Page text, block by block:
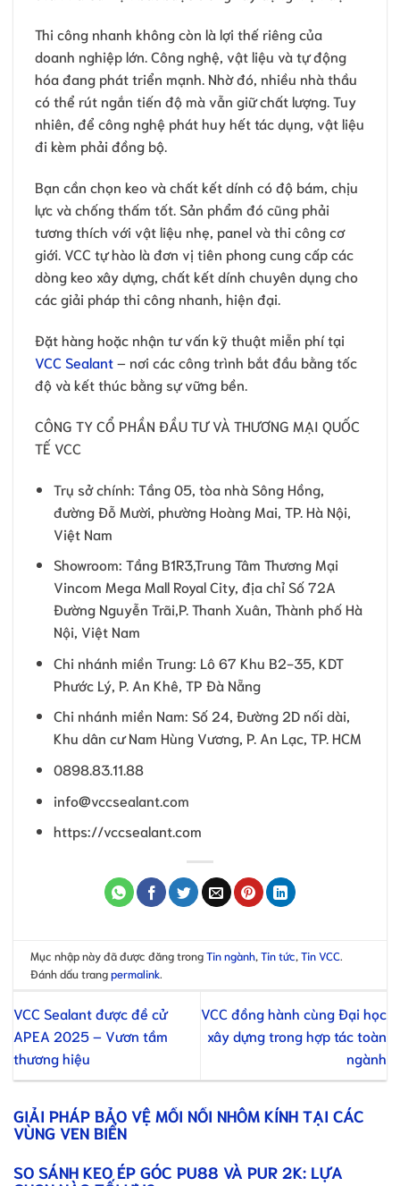
Thi công nhanh không còn là lợi thế riêng của
doanh nghiệp lớn. Công nghệ, vật liệu và tự động
hóa đang phát triển mạnh. Nhờ đó, nhiều nhà thầu
có thể rút ngắn tiến độ mà vẫn giữ chất lượng. Tuy
nhiên, để công nghệ phát huy hết tác dụng, vật liệu
đi kèm phải đồng bộ.
Bạn cần chọn keo và chất kết dính có độ bám, chịu
lực và chống thấm tốt. Sản phẩm đó cũng phải
tương thích với vật liệu nhẹ, panel và thi công cơ
giới. VCC tự hào là đơn vị tiên phong cung cấp các
dòng keo xây dựng, chất kết dính chuyên dụng cho
các giải pháp thi công nhanh, hiện đại.
Đặt hàng hoặc nhận tư vấn kỹ thuật miễn phí tại
VCC Sealant– nơi các công trình bắt đầu bằng tốc
độ và kết thúc bằng sự vững bền.
CÔNG TY CỔ PHẦN ĐẦU TƯ VÀ THƯƠNG MẠI QUỐC
TẾ VCC
Trụ sở chính: Tầng 05, tòa nhà Sông Hồng,
đường Đỗ Mười, phường Hoàng Mai, TP. Hà Nội,
Việt Nam
Showroom: Tầng B1R3,Trung Tâm Thương Mại
Vincom Mega Mall Royal City, địa chỉ Số 72A
Đường Nguyễn Trãi,P. Thanh Xuân, Thành phố Hà
Nội, Việt Nam
Chi nhánh miền Trung: Lô 67 Khu B2-35, KDT
Phước Lý, P. An Khê, TP Đà Nẵng
Chi nhánh miền Nam: Số 24, Đường 2D nối dài,
Khu dân cư Nam Hùng Vương, P. An Lạc, TP. HCM
0898.83.11.88
info@vccsealant.com
https://vccsealant.com
Mục nhập này đã được đăng trongTin ngành,Tin tức,Tin VCC.
Đánh dấu trangpermalink.
VCC Sealant được đề cử
APEA 2025 – Vươn tầm
thương hiệu
VCC đồng hành cùng Đại học
xây dựng trong hợp tác toàn
ngành
GIẢI PHÁP BẢO VỆ MỐI NỐI NHÔM KÍNH TẠI CÁC
VÙNG VEN BIỂN
SO SÁNH KEO ÉP GÓC PU88 VÀ PUR 2K: LỰA